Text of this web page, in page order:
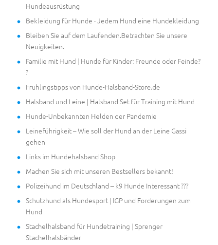
Hundeausrüstung
Bekleidung für Hunde - Jedem Hund eine Hundekleidung
Bleiben Sie auf dem Laufenden.Betrachten Sie unsere
Neuigkeiten.
Familie mit Hund | Hunde für Kinder: Freunde oder Feinde?
?
Frühlingstipps von Hunde-Halsband-Store.de
Halsband und Leine | Halsband Set für Training mit Hund
Hunde-Unbekannten Helden der Pandemie
Leineführigkeit – Wie soll der Hund an der Leine Gassi
gehen
Links im Hundehalsband Shop
Machen Sie sich mit unseren Bestsellers bekannt!
Polizeihund im Deutschland – k9 Hunde Interessant ???
Schutzhund als Hundesport | IGP und Forderungen zum
Hund
Stachelhalsband für Hundetraining | Sprenger
Stachelhalsbänder